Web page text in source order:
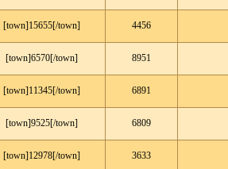
[town]15655[/town] 4456
[town]6570[/town] 8951
[town]11345[/town] 6891
[town]9525[/town] 6809
[town]12978[/town] 3633